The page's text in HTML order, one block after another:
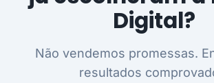
Digital?
Não vendemos promessas.
resultados